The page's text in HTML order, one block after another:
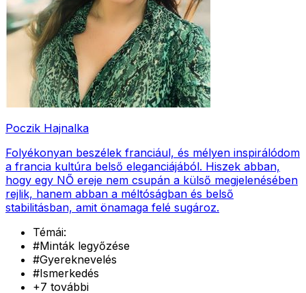
Poczik Hajnalka
Folyékonyan beszélek franciául, és mélyen inspirálódom
a francia kultúra belső eleganciájából. Hiszek abban,
hogy egy NŐ ereje nem csupán a külső megjelenésében
rejlik, hanem abban a méltóságban és belső
stabilitásban, amit önamaga felé sugároz.
Témái:
#Minták legyőzése
#Gyereknevelés
#Ismerkedés
+7 további